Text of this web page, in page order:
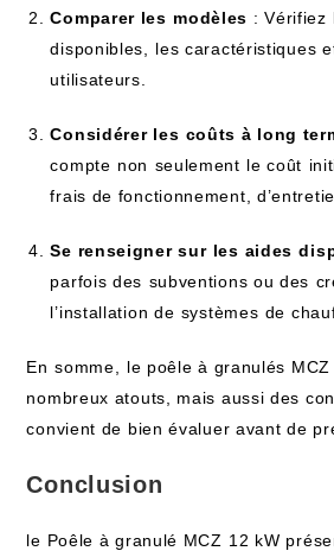
Comparer les ⁣modèles : Vérifiez
disponibles,⁣ les‍ caractéristiques
utilisateurs.
Considérer les⁣ coûts à long
compte ⁤non⁤ seulement⁣ le coût⁣
frais de fonctionnement,
Se renseigner sur⁤ les aides⁣
parfois des ⁢subventions ou des
l’installation de ⁢systèmes ⁤de
En⁤ somme, ⁣le poêle à granulés
nombreux ‌atouts, mais aussi des
convient de bien évaluer avant de
Conclusion
le Poêle​ à granulé MCZ ⁢12 kW